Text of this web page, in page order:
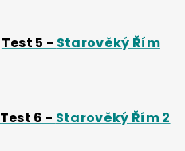
Test 5 - Starověký Řím
Test 6 - Starověký Řím 2